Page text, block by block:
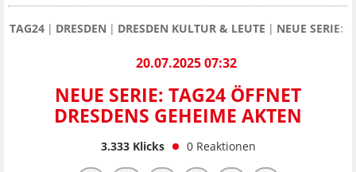
TAG24 DRESDEN DRESDEN KULTUR & LEUTE NEUE SERIE:
20.07.2025 07:32
NEUE SERIE: TAG24 ÖFFNET
DRESDENS GEHEIME AKTEN
3.333Klicks 0 Reaktionen